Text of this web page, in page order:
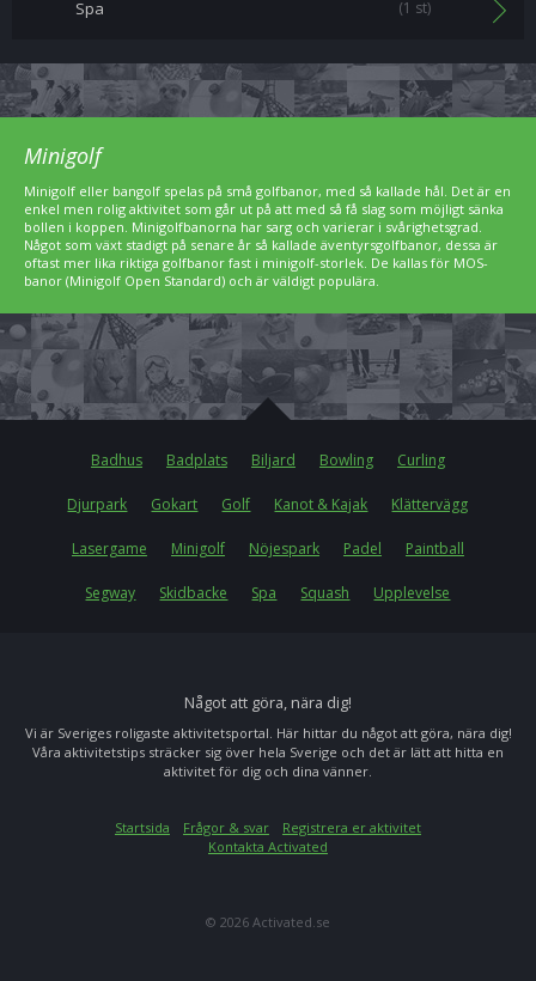
Spa (1 st)
Minigolf
Minigolf eller bangolf spelas på små golfbanor, med så kallade hål. Det är en
enkel men rolig aktivitet som går ut på att med så få slag som möjligt sänka
bollen i koppen. Minigolfbanorna har sarg och varierar i svårighetsgrad.
Något som växt stadigt på senare år så kallade äventyrsgolfbanor, dessa är
oftast mer lika riktiga golfbanor fast i minigolf-storlek. De kallas för MOS-
banor (Minigolf Open Standard) och är väldigt populära.
Badhus Badplats Biljard Bowling Curling
Djurpark Gokart Golf Kanot & Kajak Klättervägg
Lasergame Minigolf Nöjespark Padel Paintball
Segway Skidbacke Spa Squash Upplevelse
Något att göra, nära dig!
Vi är Sveriges roligaste aktivitetsportal. Här hittar du något att göra, nära dig!
Våra aktivitetstips sträcker sig över hela Sverige och det är lätt att hitta en
aktivitet för dig och dina vänner.
Startsida Frågor & svar
Registrera er aktivitet
Kontakta Activated
© 2026 Activated.se